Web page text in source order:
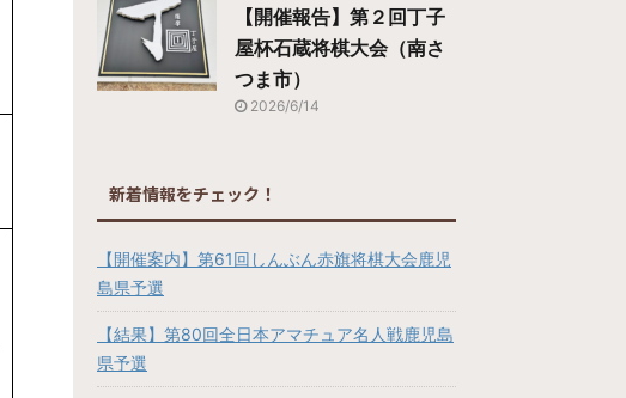
【開催報告】第２回丁子
屋杯石蔵将棋大会（南さ
つま市）
2026/6/14
新着情報をチェック！
【開催案内】第61回しんぶん赤旗将棋大会鹿児
島県予選
【結果】第80回全日本アマチュア名人戦鹿児島
県予選